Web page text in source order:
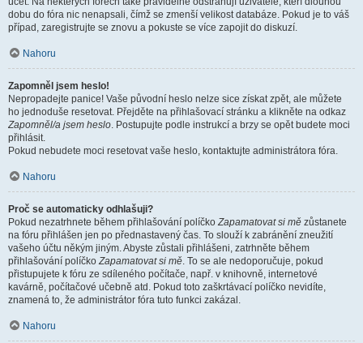
dobu do fóra nic nenapsali, čímž se zmenší velikost databáze. Pokud je to váš
případ, zaregistrujte se znovu a pokuste se více zapojit do diskuzí.
Nahoru
Zapomněl jsem heslo!
Nepropadejte panice! Vaše původní heslo nelze sice získat zpět, ale můžete
ho jednoduše resetovat. Přejděte na přihlašovací stránku a klikněte na odkaz
Zapomněl/a jsem heslo. Postupujte podle instrukcí a brzy se opět budete moci
přihlásit.
Pokud nebudete moci resetovat vaše heslo, kontaktujte administrátora fóra.
Nahoru
Proč se automaticky odhlašuji?
Pokud nezatrhnete během přihlašování políčkoZapamatovat si mě zůstanete
na fóru přihlášen jen po přednastavený čas. To slouží k zabránění zneužití
vašeho účtu někým jiným. Abyste zůstali přihlášeni, zatrhněte během
přihlašování políčkoZapamatovat si mě. To se ale nedoporučuje, pokud
přistupujete k fóru ze sdíleného počítače, např. v knihovně, internetové
kavárně, počítačové učebně atd. Pokud toto zaškrtávací políčko nevidíte,
znamená to, že administrátor fóra tuto funkci zakázal.
Nahoru